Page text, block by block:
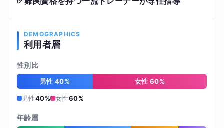
DEMOGRAPHICS
利用者層
性別比
男性 40% 女性 60%
男性40% 女性60%
年齢層